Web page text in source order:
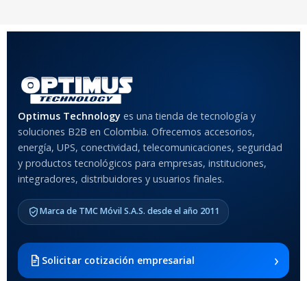
COLOR
Anti-Shock
MODELO DE TABLETS
COMPATIBLES
2021 SM-x200 / Samsung
Galaxy Tab A8 10.5 2021 SM-
x205
Optimus Technology es una tienda de tecnología y
soluciones B2B en Colombia. Ofrecemos accesorios,
energía, UPS, conectividad, telecomunicaciones, seguridad
y productos tecnológicos para empresas, instituciones,
integradores, distribuidores y usuarios finales.
Marca de TMC Móvil S.A.S. desde el año 2011
Solicitar cotización empresarial ›